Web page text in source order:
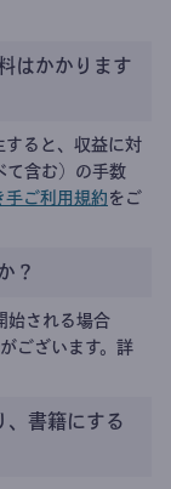
はかかります
すると、収益に対
て含む）の手数
手ご利用規約 をご
？
始される場合
ございます。詳
書籍にする